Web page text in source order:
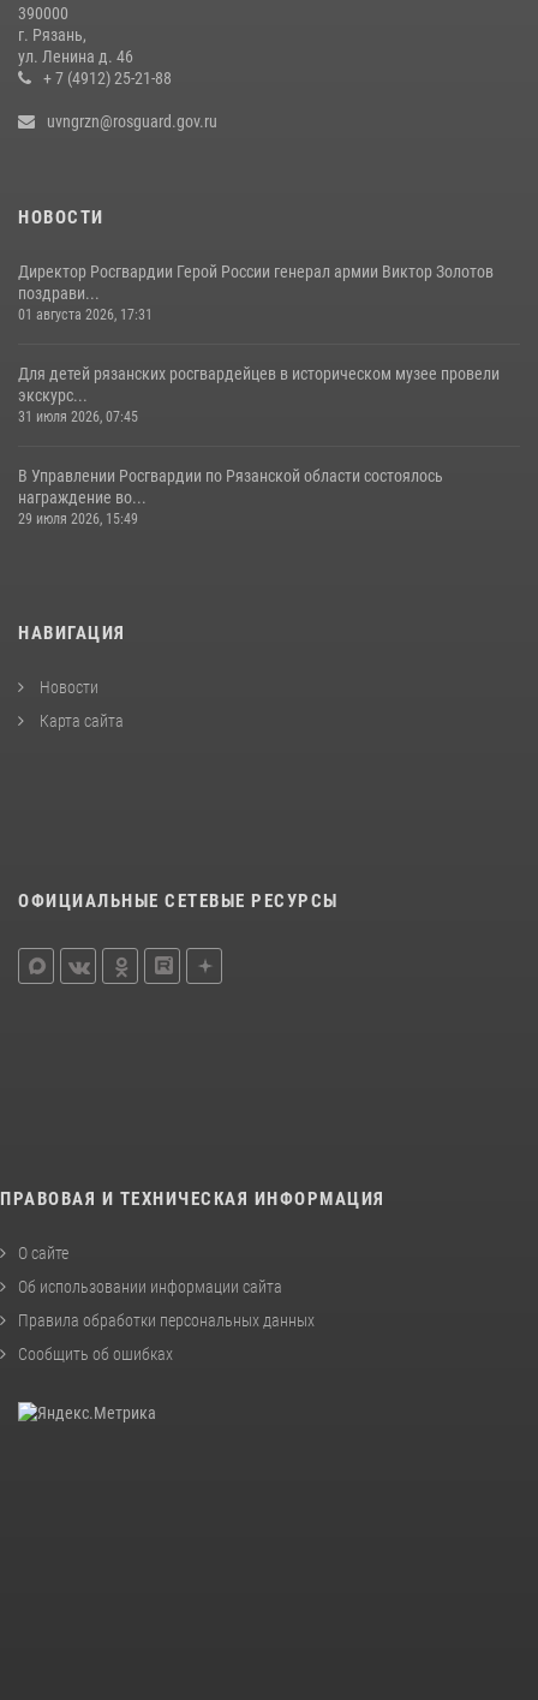
390000
г. Рязань,
ул. Ленина д. 46
+ 7 (4912) 25-21-88
uvngrzn@rosguard.gov.ru
НОВОСТИ
Директор Росгвардии Герой России генерал армии Виктор Золотов
поздрави...
01 августа 2026, 17:31
Для детей рязанских росгвардейцев в историческом музее провели
экскурс...
31 июля 2026, 07:45
В Управлении Росгвардии по Рязанской области состоялось
награждение во...
29 июля 2026, 15:49
НАВИГАЦИЯ
Новости
Карта сайта
ОФИЦИАЛЬНЫЕ СЕТЕВЫЕ РЕСУРСЫ
ПРАВОВАЯ И ТЕХНИЧЕСКАЯ ИНФОРМАЦИЯ
О сайте
Об использовании информации сайта
Правила обработки персональных данных
Сообщить об ошибках